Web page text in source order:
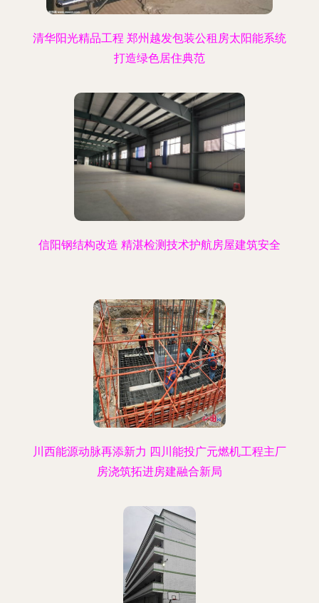
清华阳光精品工程 郑州越发包装公租房太阳能系统
打造绿色居住典范
信阳钢结构改造 精湛检测技术护航房屋建筑安全
川西能源动脉再添新力 四川能投广元燃机工程主厂
房浇筑拓进房建融合新局